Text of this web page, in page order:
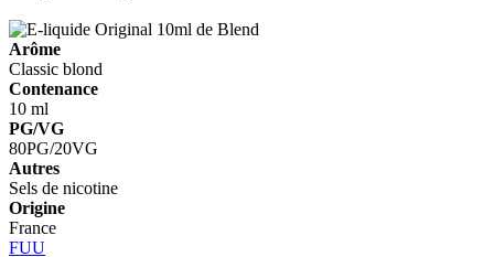
Arôme
Classic blond
Contenance
10 ml
PG/VG
80PG/20VG
Autres
Sels de nicotine
Origine
France
FUU